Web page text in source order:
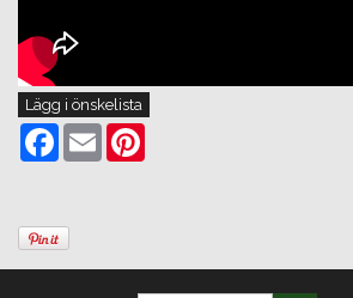
Lägg i önskelista
Facebook
Email